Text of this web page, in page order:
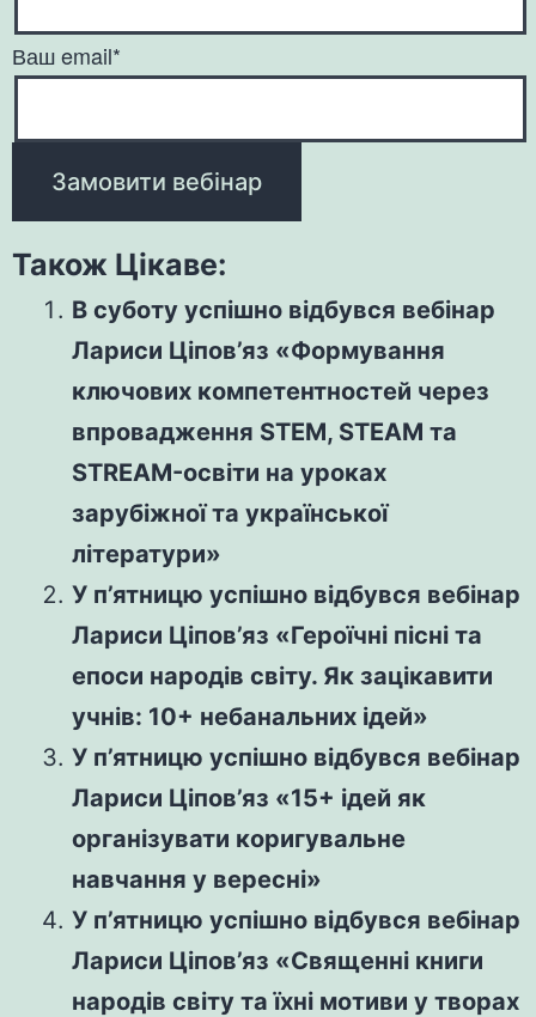
Ваш email*
Також Цікаве:
В суботу успішно відбувся вебінар
Лариси Ціпов’яз «Формування
ключових компетентностей через
впровадження STЕM, STЕАM та
STRЕАM-освіти на уроках
зарубіжної та української
літератури»
У п’ятницю успішно відбувся вебінар
Лариси Ціпов’яз «Героїчні пісні та
епоси народів світу. Як зацікавити
учнів: 10+ небанальних ідей»
У п’ятницю успішно відбувся вебінар
Лариси Ціпов’яз «15+ ідей як
організувати коригувальне
навчання у вересні»
У п’ятницю успішно відбувся вебінар
Лариси Ціпов’яз «Священні книги
народів світу та їхні мотиви у творах